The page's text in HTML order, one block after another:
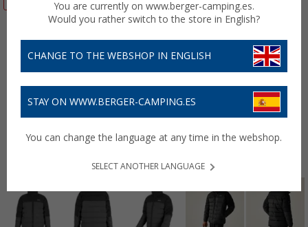
You are currently on www.berger-camping.es.
Would you rather switch to the store in English?
CHANGE TO THE WEBSHOP IN ENGLISH
STAY ON WWW.BERGER-CAMPING.ES
You can change the language at any time in the webshop.
SELECT ANOTHER LANGUAGE